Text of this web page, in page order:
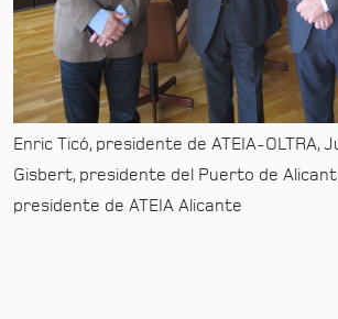
Enric Ticó, presidente de ATEIA-OLTRA,
Gisbert, presidente del Puerto de
presidente de ATEIA Alicante